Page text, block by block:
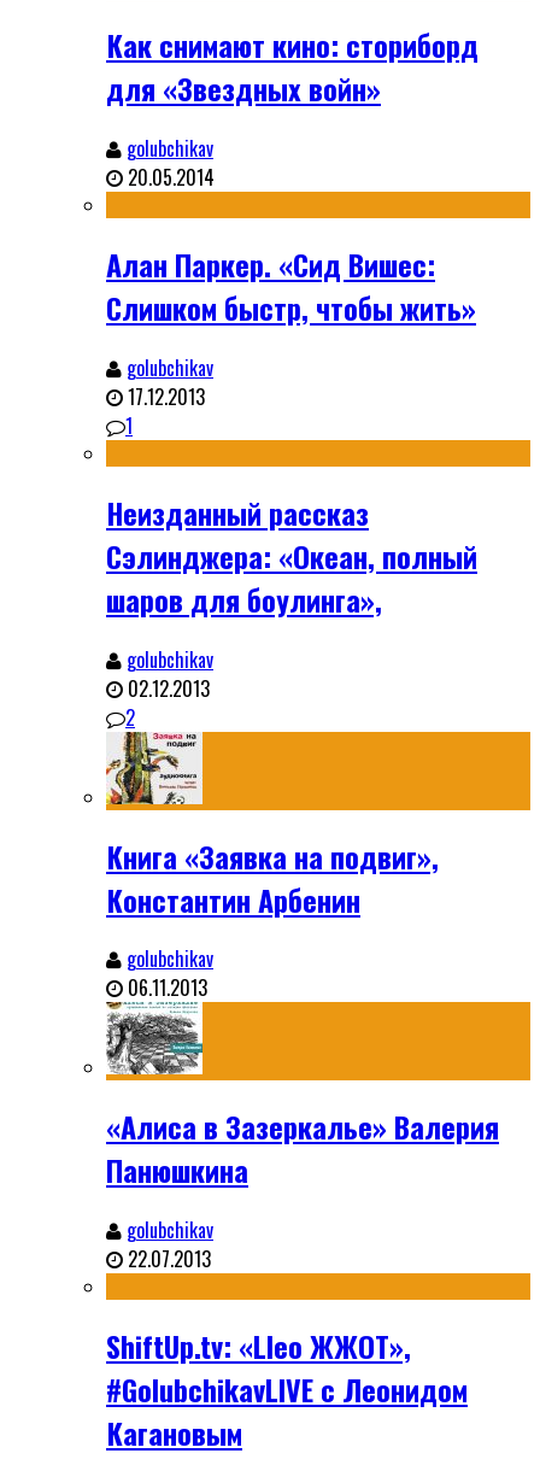
Как снимают кино: сториборд
для «Звездных войн»
golubchikav
20.05.2014
Алан Паркер. «Сид Вишес:
Слишком быстр, чтобы жить»
golubchikav
17.12.2013
1
Неизданный рассказ
Сэлинджера: «Океан, полный
шаров для боулинга»,
golubchikav
02.12.2013
2
Книга «Заявка на подвиг»,
Константин Арбенин
golubchikav
06.11.2013
«Алиса в Зазеркалье» Валерия
Панюшкина
golubchikav
22.07.2013
ShiftUp.tv: «Lleo ЖЖОТ»,
#GolubchikavLIVE с Леонидом
Кагановым